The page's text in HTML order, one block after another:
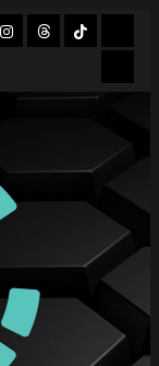
InstagramThreadsTiktok